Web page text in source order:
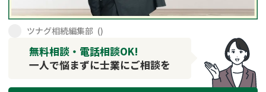
相続手続き
家族信託
贈与税
遺言
遺産分割
不動産の相続
ツナグ相続編集部 ()
無料相談・電話相談OK!
一人で悩まずに士業にご相談を